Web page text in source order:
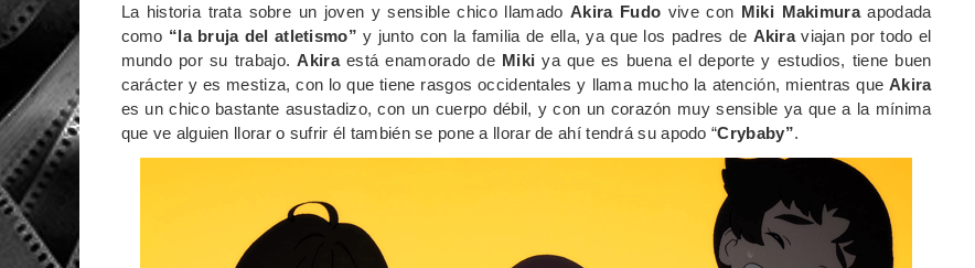
La historia trata sobre un joven y sensible chico llamado Akira Fudo vive con Miki Makimuraapodada
como “la bruja del atletismo”y junto con la familia de ella, ya que los padres de Akiraviajan por todo el
mundo por su trabajo.Akiraestá enamorado de Miki ya que es buena el deporte y estudios, tiene buen
carácter y es mestiza, con lo que tiene rasgos occidentales y llama mucho la atención, mientras que Akira
es un chico bastante asustadizo, con un cuerpo débil, y con un corazón muy sensible ya que a la mínima
que ve alguien llorar o sufrir él también se pone a llorar de ahí tendrá su apodo “Crybaby”.